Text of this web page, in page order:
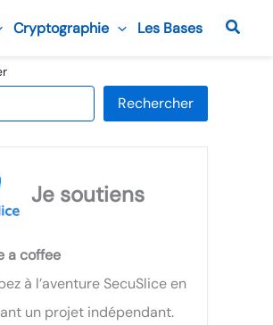
Cryptographie Les Bases
Rechercher
Je soutiens
a coffee
à l’aventure SecuSlice en
un projet indépendant.